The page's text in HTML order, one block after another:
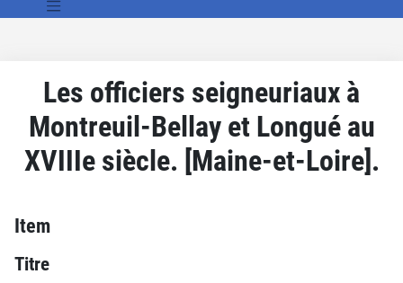
Les officiers seigneuriaux à
Montreuil-Bellay et Longué au
XVIIIe siècle. [Maine-et-Loire].
Item
Titre